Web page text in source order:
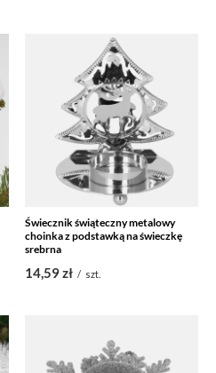
Świecznik świąteczny metalowy
choinka z podstawką na świeczkę
srebrna
14,59 zł / szt.